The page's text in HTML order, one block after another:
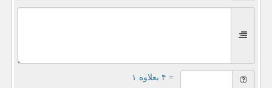
= ۴ بعلاوه ۱